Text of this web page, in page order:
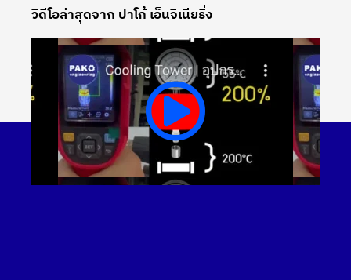
วิดีโอล่าสุดจาก ปาโก้ เอ็นจิเนียริ่ง